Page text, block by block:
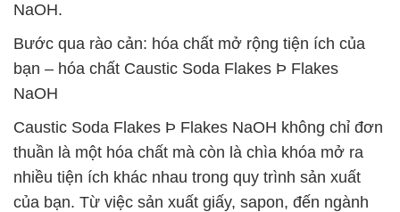
NaOH.
Bước qua rào cản: hóa chất mở rộng tiện ích của
bạn – hóa chất Caustic Soda Flakes Þ Flakes
NaOH
Caustic Soda Flakes Þ Flakes NaOH không chỉ đơn
thuần là một hóa chất mà còn là chìa khóa mở ra
nhiều tiện ích khác nhau trong quy trình sản xuất
của bạn. Từ việc sản xuất giấy, sapon, đến ngành